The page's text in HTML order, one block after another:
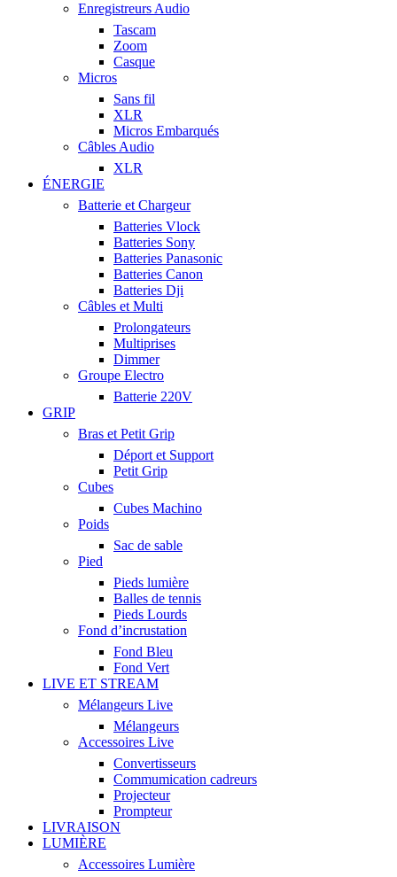
Enregistreurs Audio
Tascam
Zoom
Casque
Micros
Sans fil
XLR
Micros Embarqués
Câbles Audio
XLR
ÉNERGIE
Batterie et Chargeur
Batteries Vlock
Batteries Sony
Batteries Panasonic
Batteries Canon
Batteries Dji
Câbles et Multi
Prolongateurs
Multiprises
Dimmer
Groupe Electro
Batterie 220V
GRIP
Bras et Petit Grip
Déport et Support
Petit Grip
Cubes
Cubes Machino
Poids
Sac de sable
Pied
Pieds lumière
Balles de tennis
Pieds Lourds
Fond d’incrustation
Fond Bleu
Fond Vert
LIVE ET STREAM
Mélangeurs Live
Mélangeurs
Accessoires Live
Convertisseurs
Commumication cadreurs
Projecteur
Prompteur
LIVRAISON
LUMIÈRE
Accessoires Lumière